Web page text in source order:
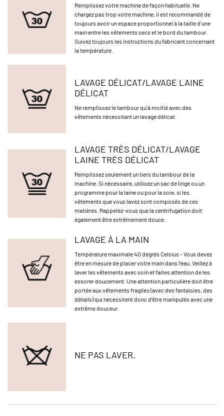
Remplissez votre machine de façon habituelle. Ne
chargez pas trop votre machine, il est recommandé de
toujours avoir un espace proportionnel à la taille d'une
main entre les vêtements secs et le bord du tambour.
Suivez toujours les instructions du fabricant concernant
la température.
LAVAGE DÉLICAT/LAVAGE LAINE
DÉLICAT
Ne remplissez le tambour qu'à moitié avec des
vêtements nécessitant un lavage délicat.
LAVAGE TRÈS DÉLICAT/LAVAGE
LAINE TRÈS DÉLICAT
Remplissez seulement un tiers du tambour de la
machine. Si nécessaire, utilisez un sac de linge ou un
programme pour la laine ou pour la soie, si les
vêtements que vous lavez sont composés de ces
matières. Rappelez-vous que la centrifugation doit
également être extrêmement douce.
LAVAGE À LA MAIN
Température maximale 40 degrés Celsius – Vous devez
être en mesure de placer votre main dans l’eau. Veillez à
laver les vêtements avec soin et faites attention de les
essorer doucement. Une attention particulière doit être
portée aux vêtements fragiles (avec des fantaisies, des
détails) qui nécessitent donc d'être manipulés avec une
extrême douceur.
NE PAS LAVER.